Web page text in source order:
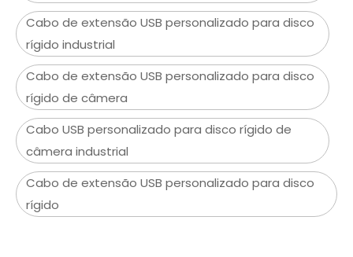
Cabo de extensão USB personalizado para disco
rígido industrial
Cabo de extensão USB personalizado para disco
rígido de câmera
Cabo USB personalizado para disco rígido de
câmera industrial
Cabo de extensão USB personalizado para disco
rígido